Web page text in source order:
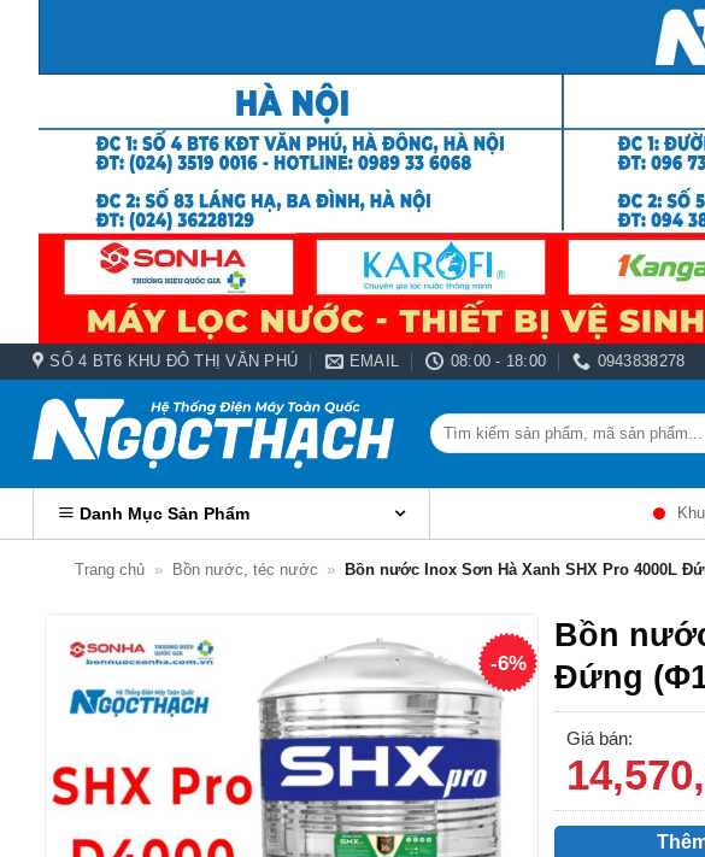
SỐ 4 BT6 KHU ĐÔ THỊ VĂN PHÚ EMAIL 08:00 - 18:00 0943838278
Tìm
kiếm:
Danh Mục Sản Phẩm
Trang chủ » Bồn nước, téc nước » Bồn nước Inox Sơn Hà Xanh SHX Pro 4000L
-6%
Bồn
Đứng
Giá bán: